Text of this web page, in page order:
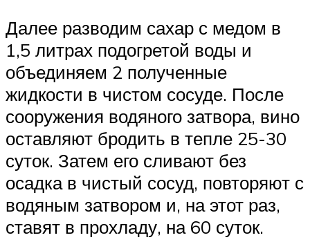
Далее разводим сахар с медом в
1,5 литрах подогретой воды и
объединяем 2 полученные
жидкости в чистом сосуде. После
сооружения водяного затвора, вино
оставляют бродить в тепле 25-30
суток. Затем его сливают без
осадка в чистый сосуд, повторяют с
водяным затвором и, на этот раз,
ставят в прохладу, на 60 суток.